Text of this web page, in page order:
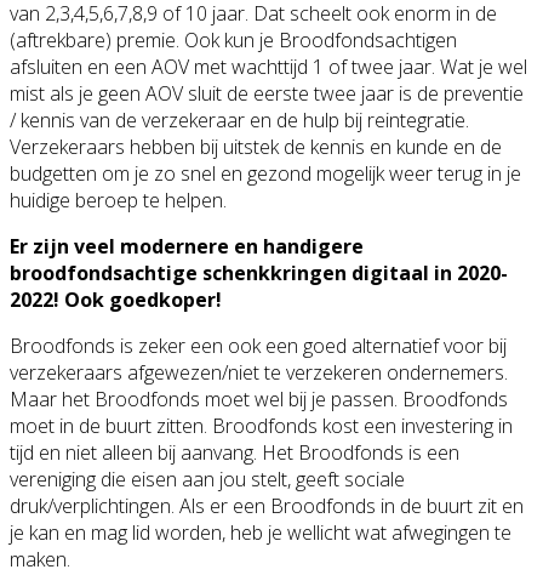
van 2,3,4,5,6,7,8,9 of 10 jaar. Dat scheelt ook enorm in de
(aftrekbare) premie. Ook kun je Broodfondsachtigen
afsluiten en een AOV met wachttijd 1 of twee jaar. Wat je wel
mist als je geen AOV sluit de eerste twee jaar is de preventie
/ kennis van de verzekeraar en de hulp bij reintegratie.
Verzekeraars hebben bij uitstek de kennis en kunde en de
budgetten om je zo snel en gezond mogelijk weer terug in je
huidige beroep te helpen.
Er zijn veel modernere en handigere
broodfondsachtige schenkkringen digitaal in 2020-
2022! Ook goedkoper!
Broodfonds is zeker een ook een goed alternatief voor bij
verzekeraars afgewezen/niet te verzekeren ondernemers.
Maar het Broodfonds moet wel bij je passen. Broodfonds
moet in de buurt zitten. Broodfonds kost een investering in
tijd en niet alleen bij aanvang. Het Broodfonds is een
vereniging die eisen aan jou stelt, geeft sociale
druk/verplichtingen. Als er een Broodfonds in de buurt zit en
je kan en mag lid worden, heb je wellicht wat afwegingen te
maken.